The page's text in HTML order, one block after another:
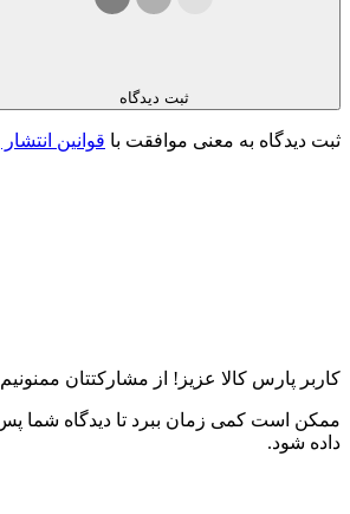
ثبت دیدگاه
ثبت دیدگاه به معنی موافقت با قوانین
کاربر پارس کالا عزیز! از مشارکتتان
ممکن است کمی زمان ببرد تا دیدگاه شما
داده شود.